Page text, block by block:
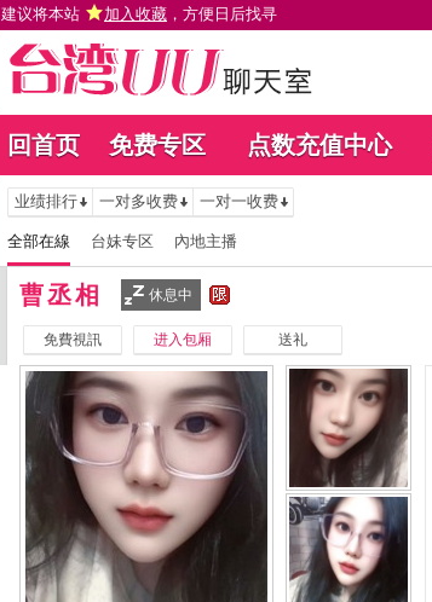
建议将本站 加入收藏 ，方便日后找寻
回首页 免费专区 点数充值中心
业绩排行 一对多收费 一对一收费
全部在線 台妹专区 內地主播
曹丞相 休息中
免費視訊 进入包厢 送礼